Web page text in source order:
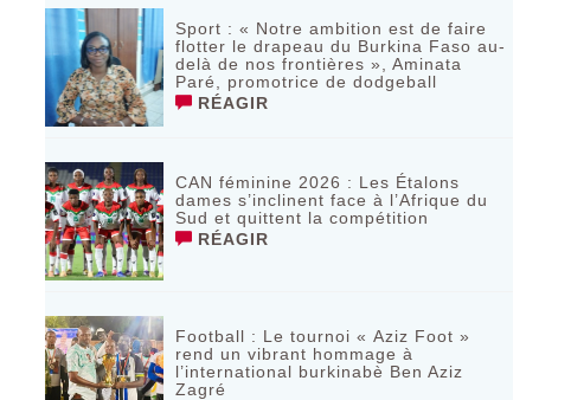
Sport : « Notre ambition est de faire
flotter le drapeau du Burkina Faso au-
delà de nos frontières », Aminata
Paré, promotrice de dodgeball
RÉAGIR
CAN féminine 2026 : Les Étalons
dames s’inclinent face à l’Afrique du
Sud et quittent la compétition
RÉAGIR
Football : Le tournoi « Aziz Foot »
rend un vibrant hommage à
l’international burkinabè Ben Aziz
Zagré